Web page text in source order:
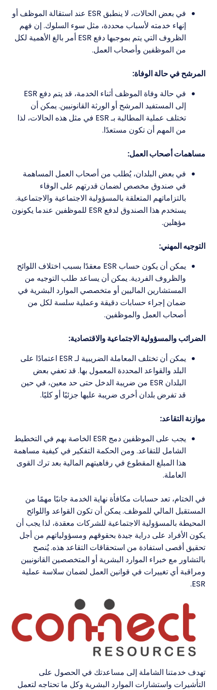
في بعض الحالات، لا ينطبق ESR عند استقالة الموظف أو
إنهاء خدمته لأسباب محددة، مثل سوء السلوك. إن فهم
الظروف التي يتم بموجبها دفع ESR أمر بالغ الأهمية لكل
من الموظفين وأصحاب العمل.
المرشح في حالة الوفاة:
في حالة وفاة الموظف أثناء الخدمة، قد يتم دفع ESR
إلى المستفيد المرشح أو الورثة القانونيين. يمكن أن
تختلف عملية المطالبة بـ ESR في مثل هذه الحالات، لذا
من المهم أن تكون مستعدًا.
مساهمات أصحاب العمل:
في بعض البلدان، يُطلب من أصحاب العمل المساهمة
في صندوق مخصص لضمان قدرتهم على الوفاء
بالتزاماتهم المتعلقة بالمسؤولية الاجتماعية والاجتماعية.
يستخدم هذا الصندوق لدفع ESR للموظفين عندما يكونون
مؤهلين.
التوجيه المهني:
يمكن أن يكون حساب ESR معقدًا بسبب اختلاف اللوائح
والظروف الفردية. يمكن أن يساعد طلب التوجيه من
المستشارين الماليين أو متخصصي الموارد البشرية في
ضمان إجراء حسابات دقيقة وعملية سلسة لكل من
أصحاب العمل والموظفين.
الضرائب والمسؤولية الاجتماعية والاقتصادية:
يمكن أن تختلف المعاملة الضريبية لـ ESR اعتمادًا على
البلد والقواعد المحددة المعمول بها. قد تعفي بعض
البلدان ESR من ضريبة الدخل حتى حد معين، في حين
قد تفرض بلدان أخرى ضريبة عليها جزئيًا أو كليًا.
موازنة التقاعد:
يجب على الموظفين دمج ESR الخاصة بهم في التخطيط
الشامل للتقاعد. ومن الحكمة التفكير في كيفية مساهمة
هذا المبلغ المقطوع في رفاهيتهم المالية بعد ترك القوى
العاملة.
في الختام، تعد حسابات مكافأة نهاية الخدمة جانبًا مهمًا من
المستقبل المالي للموظف. يمكن أن تكون القواعد واللوائح
المحيطة بالمسؤولية الاجتماعية للشركات معقدة، لذا يجب أن
يكون الأفراد على دراية جيدة بحقوقهم ومسؤولياتهم من أجل
تحقيق أقصى استفادة من استحقاقات التقاعد هذه. يُنصح
بالتشاور مع خبراء الموارد البشرية أو المتخصصين القانونيين
ومراقبة أي تغييرات في قوانين العمل لضمان سلاسة عملية
ESR.
تهدف خدمتنا الشاملة إلى مساعدتك في الحصول على
التأشيرات واستشارات الموارد البشرية وكل ما تحتاجه لتعمل